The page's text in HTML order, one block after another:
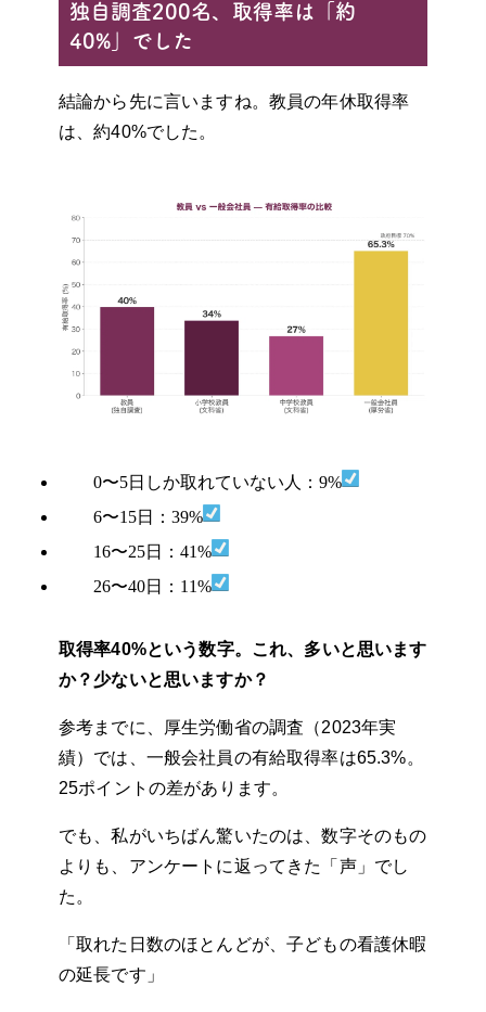
独自調査200名、取得率は「約
40%」でした
結論から先に言いますね。教員の年休取得率
は、約40%でした。
0〜5日しか取れていない人：9%
6〜15日：39%
16〜25日：41%
26〜40日：11%
取得率40%という数字。これ、多いと思います
か？少ないと思いますか？
参考までに、厚生労働省の調査（2023年実
績）では、一般会社員の有給取得率は65.3%。
25ポイントの差があります。
でも、私がいちばん驚いたのは、数字そのもの
よりも、アンケートに返ってきた「声」でし
た。
「取れた日数のほとんどが、子どもの看護休暇
の延長です」